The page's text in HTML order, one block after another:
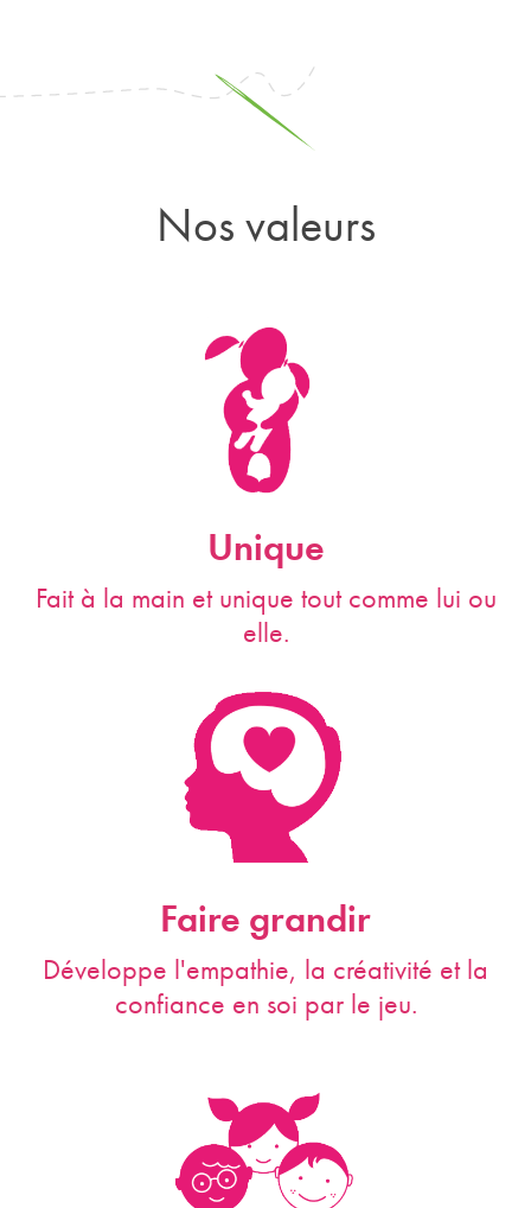
Nos valeurs
Unique
Fait à la main et unique tout comme lui ou
elle.
Faire grandir
Développe l'empathie, la créativité et la
confiance en soi par le jeu.